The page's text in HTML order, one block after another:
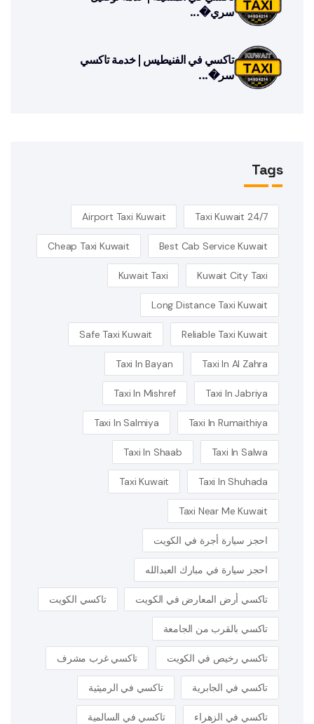
سري�...
تاكسي في الفنيطيس | خدمة تاكسي
سر�...
Tags
24/7 Taxi Kuwait
Airport Taxi Kuwait
Best Cab Service Kuwait
Cheap Taxi Kuwait
Kuwait City Taxi
Kuwait Taxi
Long Distance Taxi Kuwait
Reliable Taxi Kuwait
Safe Taxi Kuwait
Taxi In Al Zahra
Taxi In Bayan
Taxi In Jabriya
Taxi In Mishref
Taxi In Rumaithiya
Taxi In Salmiya
Taxi In Salwa
Taxi In Shaab
Taxi In Shuhada
Taxi Kuwait
Taxi Near Me Kuwait
احجز سيارة أجرة في الكويت
احجز سيارة في مبارك العبدالله
تاكسي أرض المعارض في الكويت تاكسي الكويت
تاكسي بالقرب من الجامعة
تاكسي رخيص في الكويت تاكسي غرب مشرف
تاكسي في الجابرية تاكسي في الرميثية
تاكسي في الزهراء تاكسي في السالمية